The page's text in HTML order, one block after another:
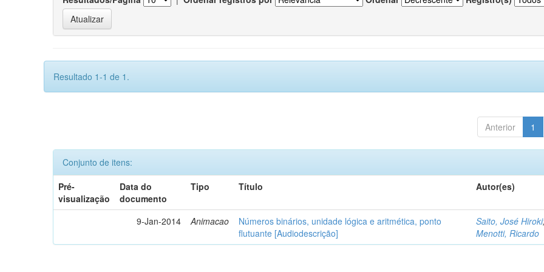
Resultado 1-1 de 1.
Anterior 1
Conjunto de itens:
Pré-
visualização
Data do
documento
Tipo Título Autor(es)
9-Jan-2014 Animacao
Números binários, unidade lógica e aritmética, ponto
flutuante [Audiodescrição]
Saito, José Hiroki
Menotti, Ricardo